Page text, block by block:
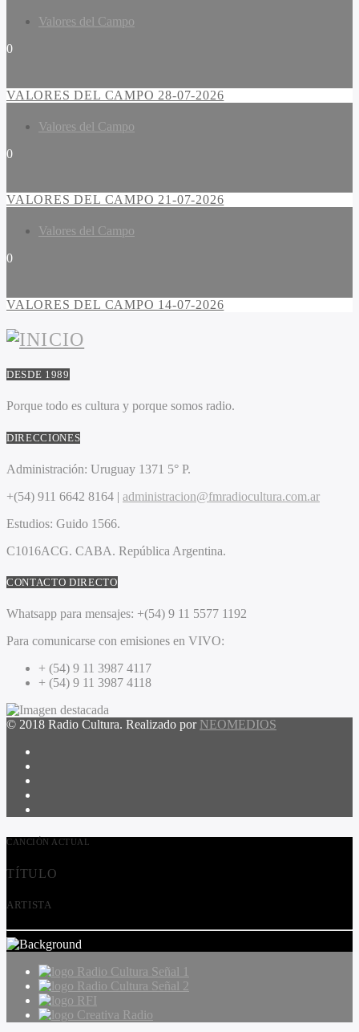
Valores del Campo
0
VALORES DEL CAMPO 28-07-2026
Valores del Campo
0
VALORES DEL CAMPO 21-07-2026
Valores del Campo
0
VALORES DEL CAMPO 14-07-2026
DESDE 1989
Porque todo es cultura y porque somos radio.
DIRECCIONES
Administración: Uruguay 1371 5° P.
+(54) 911 6642 8164 | administracion@fmradiocultura.com.ar
Estudios: Guido 1566.
C1016ACG. CABA. República Argentina.
CONTACTO DIRECTO
Whatsapp para mensajes: +(54) 9 11 5577 1192
Para comunicarse con emisiones en VIVO:
+ (54) 9 11 3987 4117
+ (54) 9 11 3987 4118
© 2018 Radio Cultura. Realizado por NEOMEDIOS
CANCIÓN ACTUAL
TÍTULO
ARTISTA
Radio Cultura Señal 1
Radio Cultura Señal 2
RFI
Creativa Radio